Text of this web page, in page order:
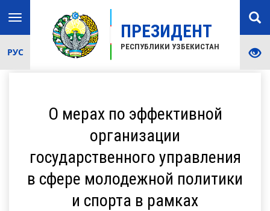
ПРЕЗИДЕНТ
РЕСПУБЛИКИ УЗБЕКИСТАН
Toggle
navigation
РУС
О мерах по эффективной
организации
государственного управления
в сфере молодежной политики
и спорта в рамках